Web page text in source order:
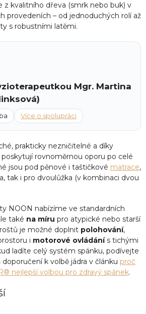
z kvalitního dřeva (smrk nebo buk) v
provedeních – od jednoduchých rolí až
s robustními latěmi.
Mgr. Martina
Více o spolupráci
prakticky nezničitelné a díky
rovnoměrnou oporu po celé
jsou pod pěnové i taštičkové matrace,
tak i pro dvoulůžka (v kombinaci dvou
NOON nabízíme ve standardních
také na míru pro atypické nebo starší
je možné doplnit polohování,
i motorové ovládánís tichými
ladíte celý systém spánku, podívejte
doporučení k volbě jádra v článku proč
nejlepší volbou pro zdravý spánek.